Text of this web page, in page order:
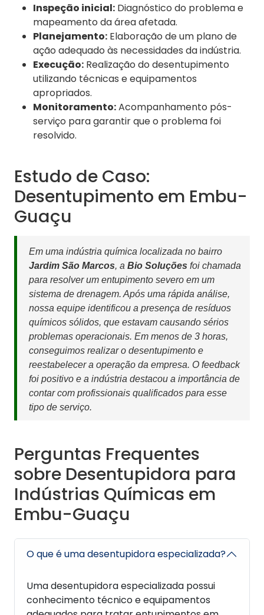
Inspeção inicial: Diagnóstico do problema e
mapeamento da área afetada.
Planejamento: Elaboração de um plano de
ação adequado às necessidades da indústria.
Execução: Realização do desentupimento
utilizando técnicas e equipamentos
apropriados.
Monitoramento:Acompanhamento pós-
serviço para garantir que o problema foi
resolvido.
Estudo de Caso:
Desentupimento em Embu-
Guaçu
Em uma indústria química localizada no bairro
Jardim São Marcos, a Bio Soluções foi chamada
para resolver um entupimento severo em um
sistema de drenagem. Após uma rápida análise,
nossa equipe identificou a presença de resíduos
químicos sólidos, que estavam causando sérios
problemas operacionais. Em menos de 3 horas,
conseguimos realizar o desentupimento e
reestabelecer a operação da empresa. O feedback
foi positivo e a indústria destacou a importância de
contar com profissionais qualificados para esse
tipo de serviço.
Perguntas Frequentes
sobre Desentupidora para
Indústrias Químicas em
Embu-Guaçu
O que é uma desentupidora especializada?
Uma desentupidora especializada possui
conhecimento técnico e equipamentos